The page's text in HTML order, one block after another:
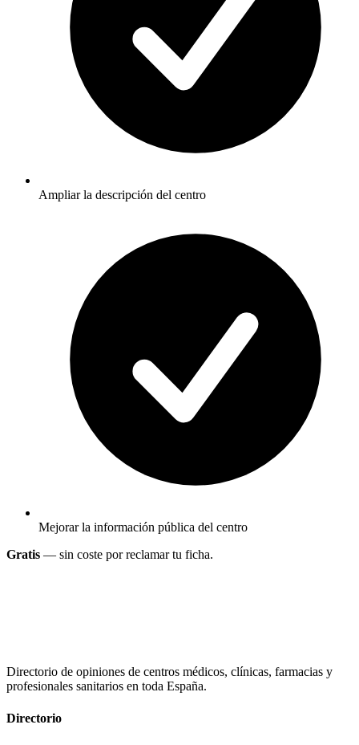
Ampliar la descripción del centro
Mejorar la información pública del centro
Gratis — sin coste por reclamar tu ficha.
Directorio de opiniones de centros médicos, clínicas, farmacias y
profesionales sanitarios en toda España.
Directorio